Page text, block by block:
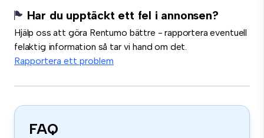
Har du upptäckt ett fel i annonsen?
Hjälp oss att göra Rentumo bättre - rapportera eventuell
felaktig information så tar vi hand om det.
Rapportera ett problem
FAQ